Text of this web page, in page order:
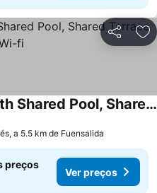
Partilhar
Apartment Guiomar With Shared Pool, Shared Terrace And Wi-fi
a 5.5 km de Fuensalida
preços
Ver preços